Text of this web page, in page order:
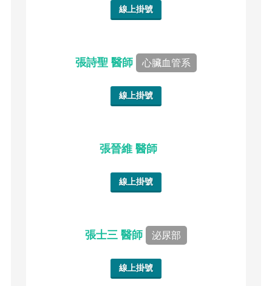
線上掛號
張詩聖 醫師 心臟血管系
線上掛號
張晉維 醫師
線上掛號
張士三 醫師 泌尿部
線上掛號